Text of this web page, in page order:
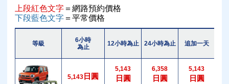
上段紅色文字 ＝網路預約價格
下段藍色文字 ＝平常價格
等級
6小時
為止
12小時為止 24小時為止 追加一天
5,143 日圓
5,143
日圓
6,358
日圓
5,143
日圓